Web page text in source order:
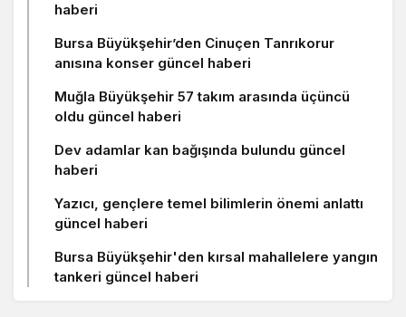
haberi
Bursa Büyükşehir’den Cinuçen Tanrıkorur
anısına konser güncel haberi
Muğla Büyükşehir 57 takım arasında üçüncü
oldu güncel haberi
Dev adamlar kan bağışında bulundu güncel
haberi
Yazıcı, gençlere temel bilimlerin önemi anlattı
güncel haberi
Bursa Büyükşehir'den kırsal mahallelere yangın
tankeri güncel haberi